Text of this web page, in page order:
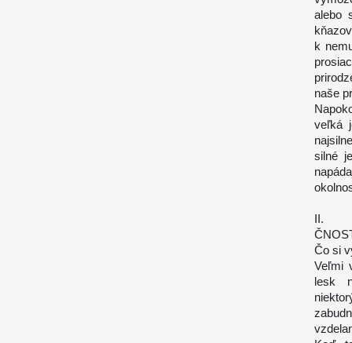
alebo
k
naše
veľká
silné
II.
Čo si
Veľmi
lesk